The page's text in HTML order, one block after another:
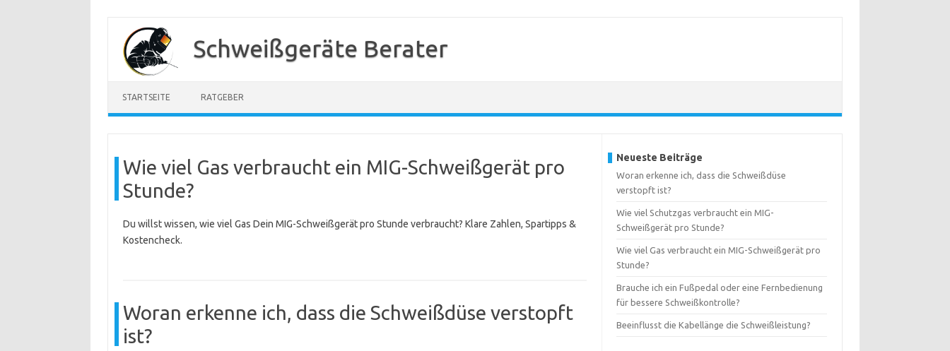
springen
Schweißgeräte Berater
STARTSEITE RATGEBER
Wie viel Gas verbraucht ein MIG-Schweißgerät pro
Stunde?
Du willst wissen, wie viel Gas Dein MIG-Schweißgerät pro Stunde verbraucht? Klare Zahlen, Spartipps &
Kostencheck.
Woran erkenne ich, dass die Schweißdüse verstopft
ist?
Neueste Beiträge
Woran erkenne ich, dass die Schweißdüse
verstopft ist?
Wie viel Schutzgas verbraucht ein MIG-
Schweißgerät pro Stunde?
Wie viel Gas verbraucht ein MIG-Schweißgerät pro
Stunde?
Brauche ich ein Fußpedal oder eine Fernbedienung
für bessere Schweißkontrolle?
Beeinflusst die Kabellänge die Schweißleistung?